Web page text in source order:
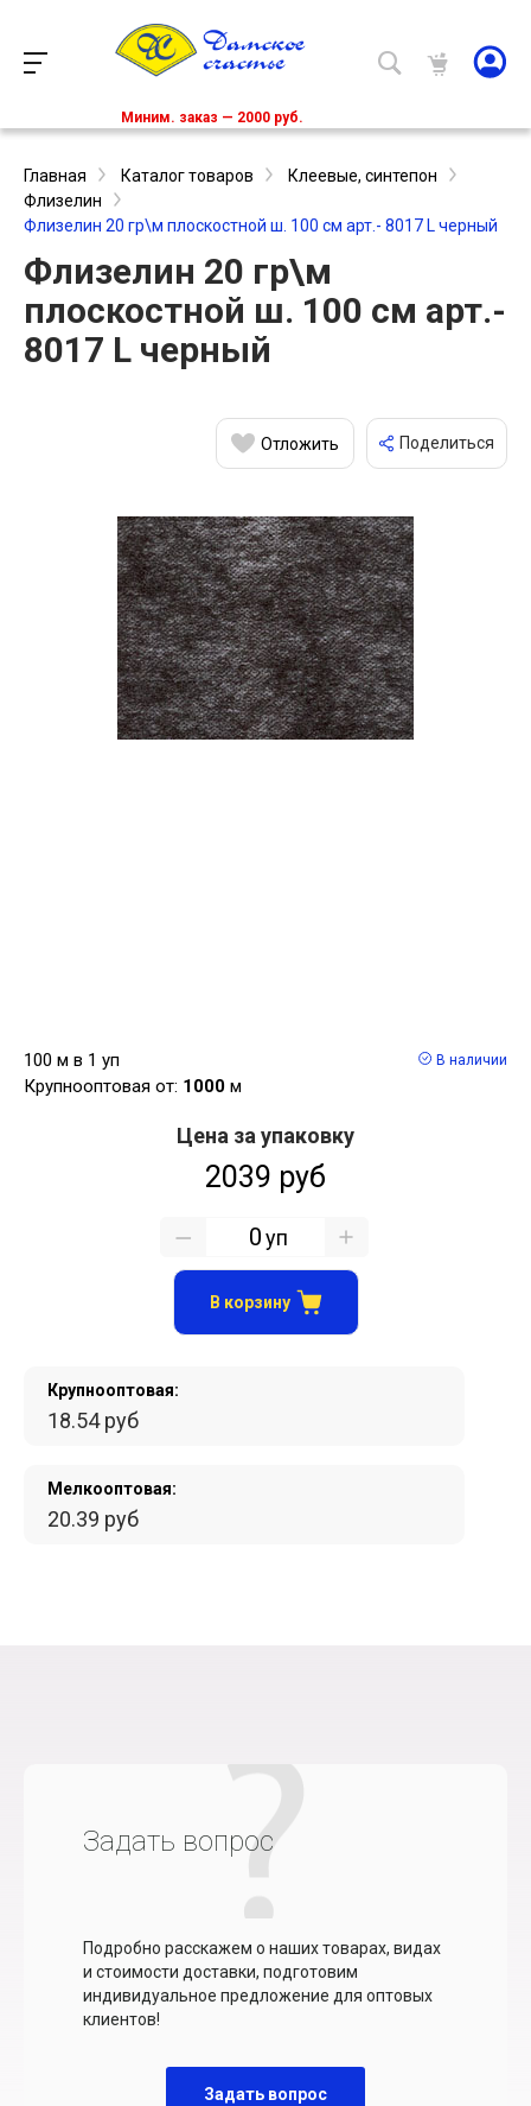
Миним. заказ — 2000 руб.
Главная Каталог товаров
Клеевые, синтепон
Флизелин
Флизелин 20 гр\м плоскостной ш. 100 см арт.- 8017 L черный
Флизелин 20 гр\м
плоскостной ш. 100 см арт.-
8017 L черный
Отложить Поделиться
100 м в 1 уп
Крупнооптовая от: 1000 м
В наличии
Крупнооптовая:
18.54 руб
Мелкооптовая:
20.39 руб
Цена за упаковку
2039 руб
уп
В корзину
Задать вопрос
Подробно расскажем о наших товарах, видах
и стоимости доставки, подготовим
индивидуальное предложение для оптовых
клиентов!
Задать вопрос